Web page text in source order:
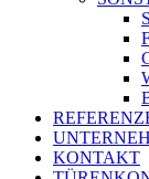
KONTAKT